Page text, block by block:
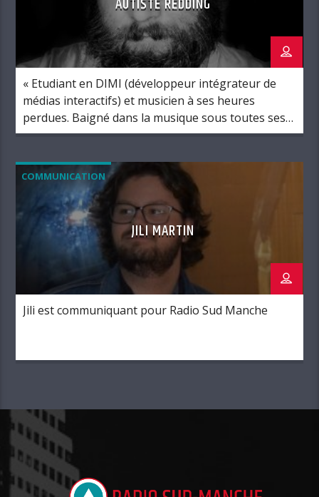
« Etudiant en DIMI (développeur intégrateur de
médias interactifs) et musicien à ses heures
perdues. Baigné dans la musique sous toutes ses
formes depuis son plus jeune âge, il a développé
pop et les classiques souls. Ici il réalise un rêve de
gosse en pouvant partager sa passion avec […]
COMMUNICATION
JILI MARTIN
Jili est communiquant pour Radio Sud Manche